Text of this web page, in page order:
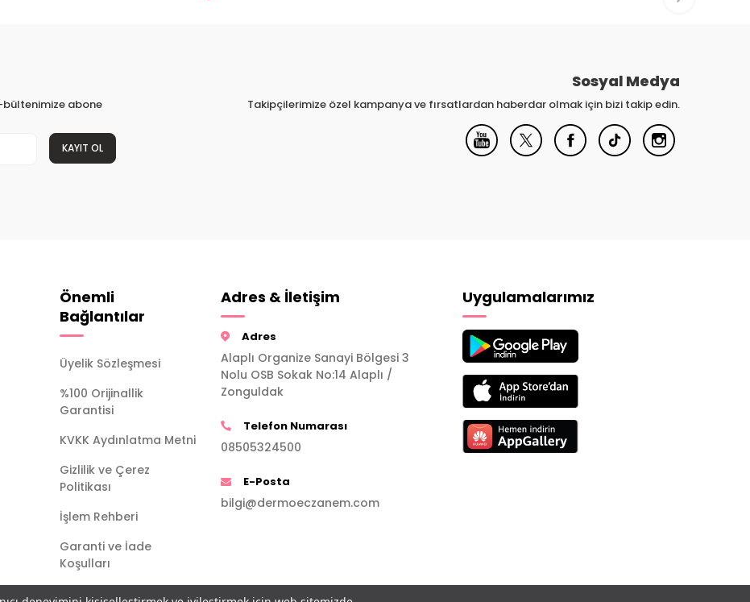
abone
KAYIT OL
Sosyal Medya
Takipçilerimize özel kampanya ve fırsatlardan haberdar olmak için bizi takip edin.
Önemli
Bağlantılar
Üyelik Sözleşmesi
%100 Orijinallik
Garantisi
KVKK Aydınlatma Metni
Gizlilik ve Çerez
Politikası
İşlem Rehberi
Garanti ve İade
Koşulları
Adres & İletişim
Adres
Alaplı Organize Sanayi Bölgesi 3
Nolu OSB Sokak No:14 Alaplı /
Zonguldak
Telefon Numarası
08505324500
E-Posta
bilgi@dermoeczanem.com
Uygulamalarımız